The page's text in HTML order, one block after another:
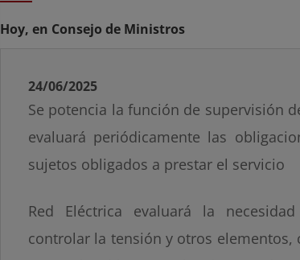
Hoy, en Consejo de Ministros
24/06/2025
Se potencia la función de supervisión
evaluará periódicamente las
sujetos obligados a prestar el servicio
Red Eléctrica evaluará la
controlar la tensión y otros elementos,